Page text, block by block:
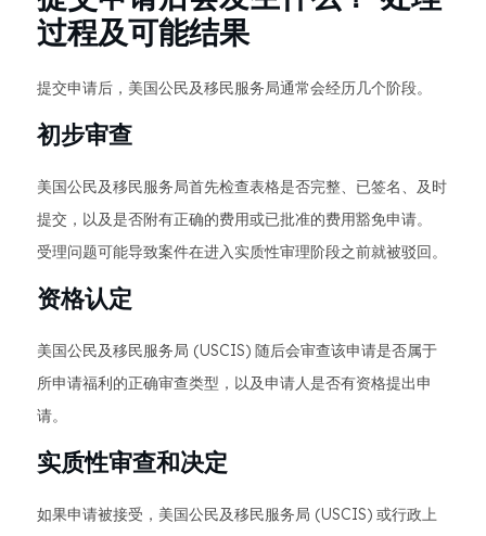
过程及可能结果
提交申请后，美国公民及移民服务局通常会经历几个阶段。
初步审查
美国公民及移民服务局首先检查表格是否完整、已签名、及时
提交，以及是否附有正确的费用或已批准的费用豁免申请。
受理问题可能导致案件在进入实质性审理阶段之前就被驳回。
资格认定
美国公民及移民服务局 (USCIS) 随后会审查该申请是否属于
所申请福利的正确审查类型，以及申请人是否有资格提出申
请。
实质性审查和决定
如果申请被接受，美国公民及移民服务局 (USCIS) 或行政上